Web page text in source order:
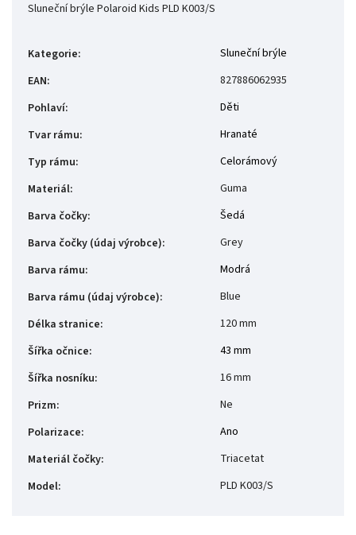
Sluneční brýle Polaroid Kids PLD K003/S
Kategorie:
Sluneční brýle
EAN:
827886062935
Pohlaví:
Děti
Tvar rámu:
Hranaté
Typ rámu:
Celorámový
Materiál:
Guma
Barva čočky:
Šedá
Barva čočky (údaj výrobce):
Grey
Barva rámu:
Modrá
Barva rámu (údaj výrobce):
Blue
Délka stranice:
120 mm
Šířka očnice:
43 mm
Šířka nosníku:
16 mm
Prizm:
Ne
Polarizace:
Ano
Materiál čočky:
Triacetat
Model: PLD K003/S